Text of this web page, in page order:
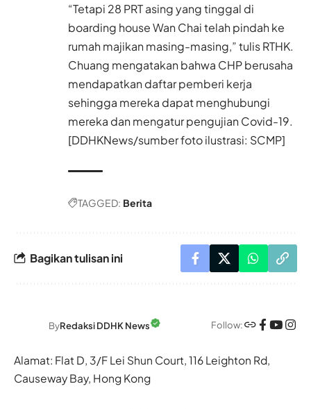
“Tetapi 28 PRT asing yang tinggal di
boarding house Wan Chai telah pindah ke
rumah majikan masing-masing,” tulis RTHK.
Chuang mengatakan bahwa CHP berusaha
mendapatkan daftar pemberi kerja
sehingga mereka dapat menghubungi
mereka dan mengatur pengujian Covid-19.
[DDHKNews/sumber foto ilustrasi: SCMP]
TAGGED: Berita
Bagikan tulisan ini
ByRedaksi DDHK News Follow:
Alamat: Flat D, 3/F Lei Shun Court, 116 Leighton Rd,
Causeway Bay, Hong Kong